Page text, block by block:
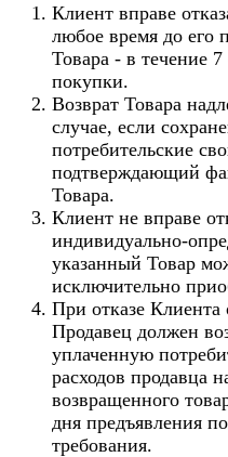
Клиент вправе
любое время до его
Товара - в течение
покупки.
Возврат Товара
случае, если
потребительские
подтверждающий
Товара.
Клиент не вправе
индивидуально-
указанный Товар
исключительно
При отказе Клиента
Продавец должен
уплаченную
расходов продавца
возвращенного
дня предъявления
требования.